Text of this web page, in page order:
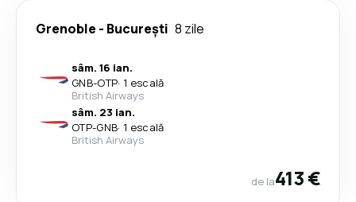
Grenoble - București 8 zile
sâm. 16 ian.
GNB-OTP· 1 escală
British Airways
sâm. 23 ian.
OTP-GNB· 1 escală
British Airways
de la413 €